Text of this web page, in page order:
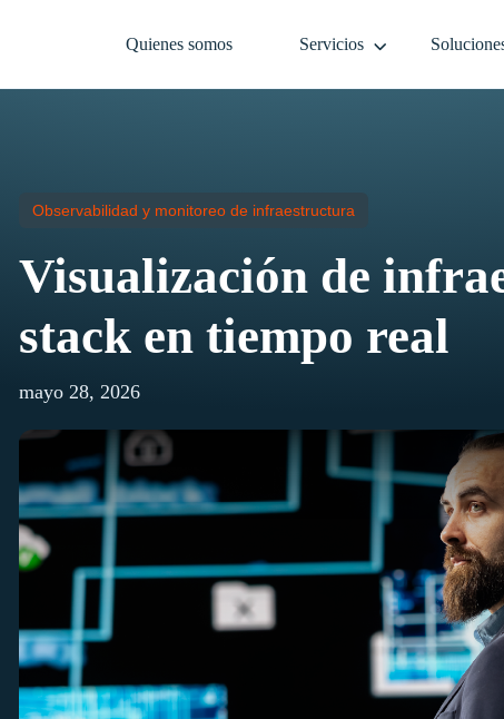
Quienes somos Servicios
Observabilidad y monitoreo de infraestructura
Visualización de
stack en tiempo real
mayo 28, 2026